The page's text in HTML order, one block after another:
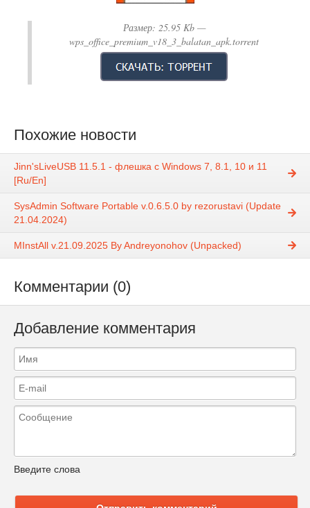
Размер: 25.95 Kb—
wps_office_premium_v18_3_balatan_apk.torrent
Похожие новости
Jinn'sLiveUSB 11.5.1 - флешка с Windows 7, 8.1, 10 и 11
[Ru/En]
SysAdmin Software Portable v.0.6.5.0 by rezorustavi (Update
21.04.2024)
MInstAll v.21.09.2025 By Andreyonohov (Unpacked)
Комментарии (0)
Добавление комментария
Введите слова